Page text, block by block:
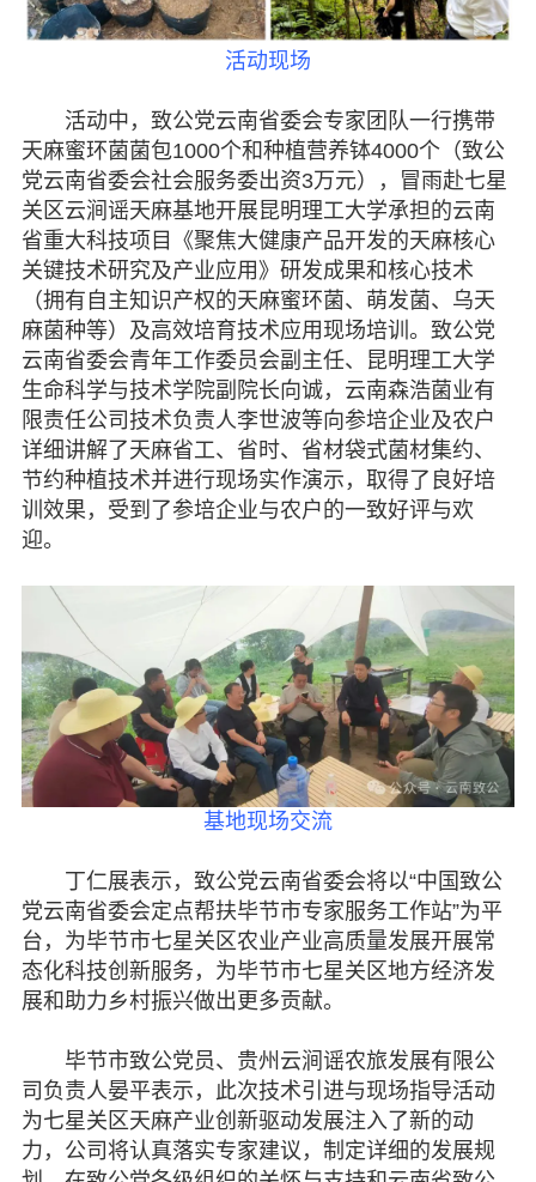
活动现场
活动中，致公党云南省委会专家团队一行携带
天麻蜜环菌菌包1000个和种植营养钵4000个（致公
党云南省委会社会服务委出资3万元），冒雨赴七星
关区云涧谣天麻基地开展昆明理工大学承担的云南
省重大科技项目《聚焦大健康产品开发的天麻核心
关键技术研究及产业应用》研发成果和核心技术
（拥有自主知识产权的天麻蜜环菌、萌发菌、乌天
麻菌种等）及高效培育技术应用现场培训。致公党
云南省委会青年工作委员会副主任、昆明理工大学
生命科学与技术学院副院长向诚，云南森浩菌业有
限责任公司技术负责人李世波等向参培企业及农户
详细讲解了天麻省工、省时、省材袋式菌材集约、
节约种植技术并进行现场实作演示，取得了良好培
训效果，受到了参培企业与农户的一致好评与欢
迎。
基地现场交流
丁仁展表示，致公党云南省委会将以“中国致公
党云南省委会定点帮扶毕节市专家服务工作站”为平
台，为毕节市七星关区农业产业高质量发展开展常
态化科技创新服务，为毕节市七星关区地方经济发
展和助力乡村振兴做出更多贡献。
毕节市致公党员、贵州云涧谣农旅发展有限公
司负责人晏平表示，此次技术引进与现场指导活动
为七星关区天麻产业创新驱动发展注入了新的动
力，公司将认真落实专家建议，制定详细的发展规